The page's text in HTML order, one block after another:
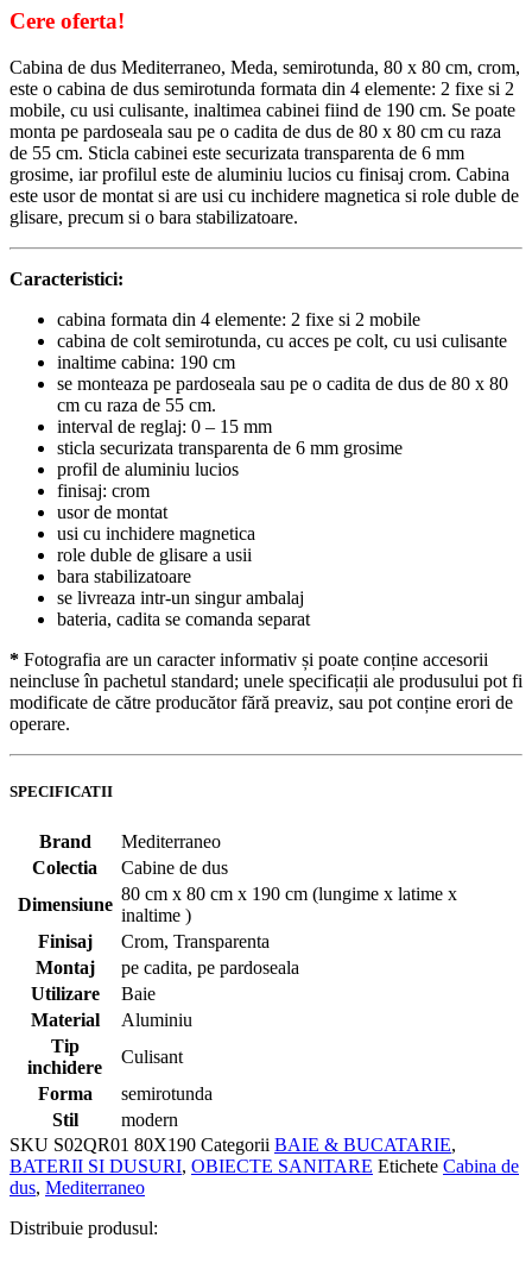
Cere oferta!
Cabina de dus Mediterraneo, Meda, semirotunda, 80 x 80 cm, crom,
este o cabina de dus semirotunda formata din 4 elemente: 2 fixe si 2
mobile, cu usi culisante, inaltimea cabinei fiind de 190 cm. Se poate
monta pe pardoseala sau pe o cadita de dus de 80 x 80 cm cu raza
de 55 cm. Sticla cabinei este securizata transparenta de 6 mm
grosime, iar profilul este de aluminiu lucios cu finisaj crom. Cabina
este usor de montat si are usi cu inchidere magnetica si role duble de
glisare, precum si o bara stabilizatoare.
Caracteristici:
cabina formata din 4 elemente: 2 fixe si 2 mobile
cabina de colt semirotunda, cu acces pe colt, cu usi culisante
inaltime cabina: 190 cm
se monteaza pe pardoseala sau pe o cadita de dus de 80 x 80
cm cu raza de 55 cm.
interval de reglaj: 0 – 15 mm
sticla securizata transparenta de 6 mm grosime
profil de aluminiu lucios
finisaj: crom
usor de montat
usi cu inchidere magnetica
role duble de glisare a usii
bara stabilizatoare
se livreaza intr-un singur ambalaj
bateria, cadita se comanda separat
* Fotografia are un caracter informativ și poate conține accesorii
neincluse în pachetul standard; unele specificații ale produsului pot fi
modificate de către producător fără preaviz, sau pot conține erori de
operare.
SPECIFICATII
Brand
Mediterraneo
Colectia
Cabine de dus
Dimensiune
80 cm x 80 cm x 190 cm (lungime x latime x
inaltime )
Finisaj
Crom, Transparenta
Montaj
pe cadita, pe pardoseala
Utilizare
Baie
Material
Aluminiu
Tip
inchidere
Culisant
Forma
semirotunda
Stil
modern
SKU S02QR01 80X190 Categorii BAIE & BUCATARIE,
BATERII SI DUSURI, OBIECTE SANITARE Etichete Cabina de
dus, Mediterraneo
Distribuie produsul: